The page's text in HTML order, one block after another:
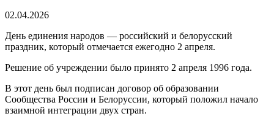
02.04.2026
День единения народов — российский и белорусский
праздник, который отмечается ежегодно 2 апреля.
Решение об учреждении было принято 2 апреля 1996 года.
В этот день был подписан договор об образовании
Сообщества России и Белоруссии, который положил начало
взаимной интеграции двух стран.